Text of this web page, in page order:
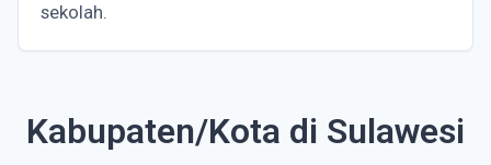
sekolah.
Kabupaten/Kota di Sulawesi